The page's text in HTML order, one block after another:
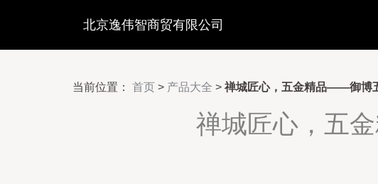
北京逸伟智商贸有限公司
当前位置： 首页 > 产品大全 > 禅城匠心，五金精品——御博
禅城匠心，五